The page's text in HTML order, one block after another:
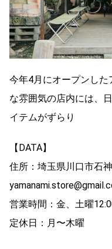
今年4月にオープンし
な雰囲気の店内には、
イテムがずらり
【DATA】
住所：埼玉県川口市石
営業時間：金、土曜
定休日：月〜木曜